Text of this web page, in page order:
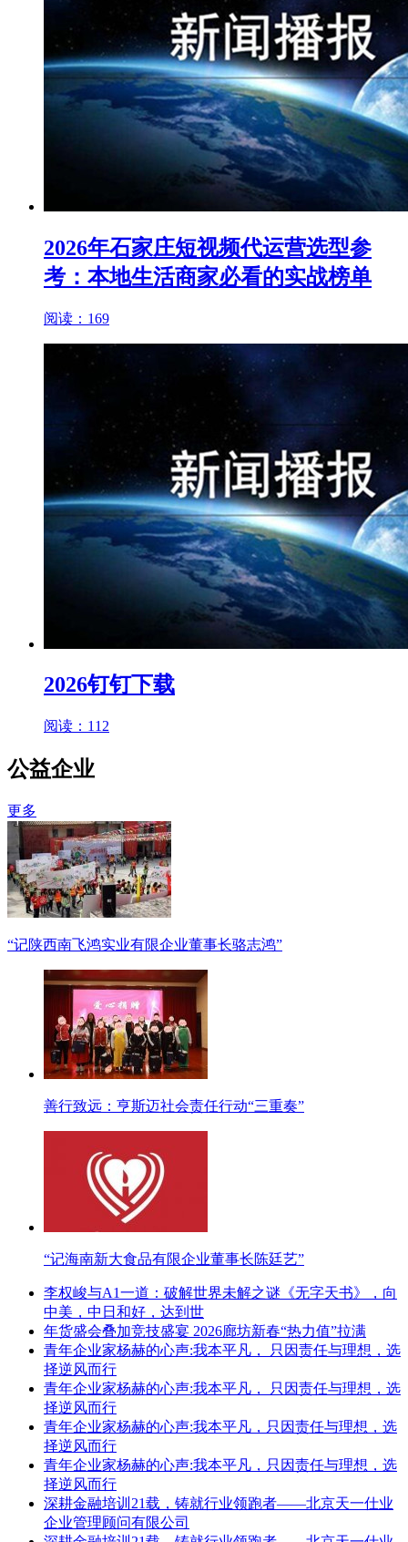
2026年石家庄短视频代运营选型参
考：本地生活商家必看的实战榜单
阅读：169
2026钉钉下载
阅读：112
公益企业
更多
“记陕西南飞鸿实业有限企业董事长骆志鸿”
善行致远：亨斯迈社会责任行动“三重奏”
“记海南新大食品有限企业董事长陈廷艺”
李权峻与A1一道：破解世界未解之谜《无字天书》，向
中美，中日和好，达到世
年货盛会叠加竞技盛宴 2026廊坊新春“热力值”拉满
青年企业家杨赫的心声:我本平凡， 只因责任与理想，选
择逆风而行
青年企业家杨赫的心声:我本平凡， 只因责任与理想，选
择逆风而行
青年企业家杨赫的心声:我本平凡，只因责任与理想，选
择逆风而行
青年企业家杨赫的心声:我本平凡，只因责任与理想，选
择逆风而行
深耕金融培训21载，铸就行业领跑者——北京天一仕业
企业管理顾问有限公司